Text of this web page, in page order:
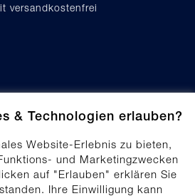
& Technologien erlauben?
Website-Erlebnis zu bieten,
und Marketingzwecken
auf "Erlauben" erklären Sie
Ihre Einwilligung kann
versandkostenfrei